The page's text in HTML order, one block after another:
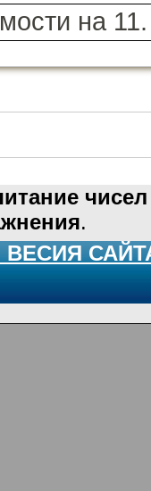
на 11.
чисел
.